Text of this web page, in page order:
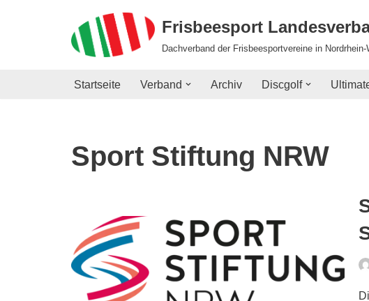
Frisbeesport
Dachverband der Frisbeesportvereine in
Startseite Verband Archiv Discgolf
Sport Stiftung NRW